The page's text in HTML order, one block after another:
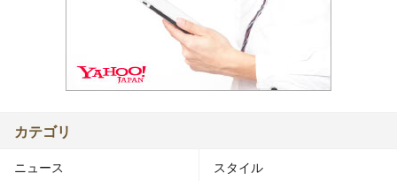
カテゴリ
ニュース スタイル